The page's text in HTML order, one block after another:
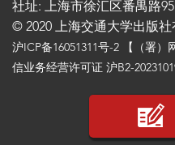
社址: 上海市徐汇区番禺路
© 2020 上海交通大学出版社
沪ICP备16051311号-2 【（署）
信业务经营许可证 沪B2-